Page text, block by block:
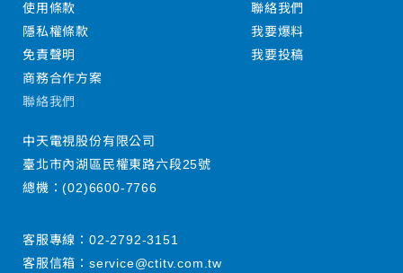
使用條款
隱私權條款
免責聲明
商務合作方案
聯絡我們
我要爆料
我要投稿
聯絡我們
中天電視股份有限公司
臺北市內湖區民權東路六段25號
總機：(02)6600-7766
客服專線： 02-2792-3151
客服信箱： service@ctitv.com.tw